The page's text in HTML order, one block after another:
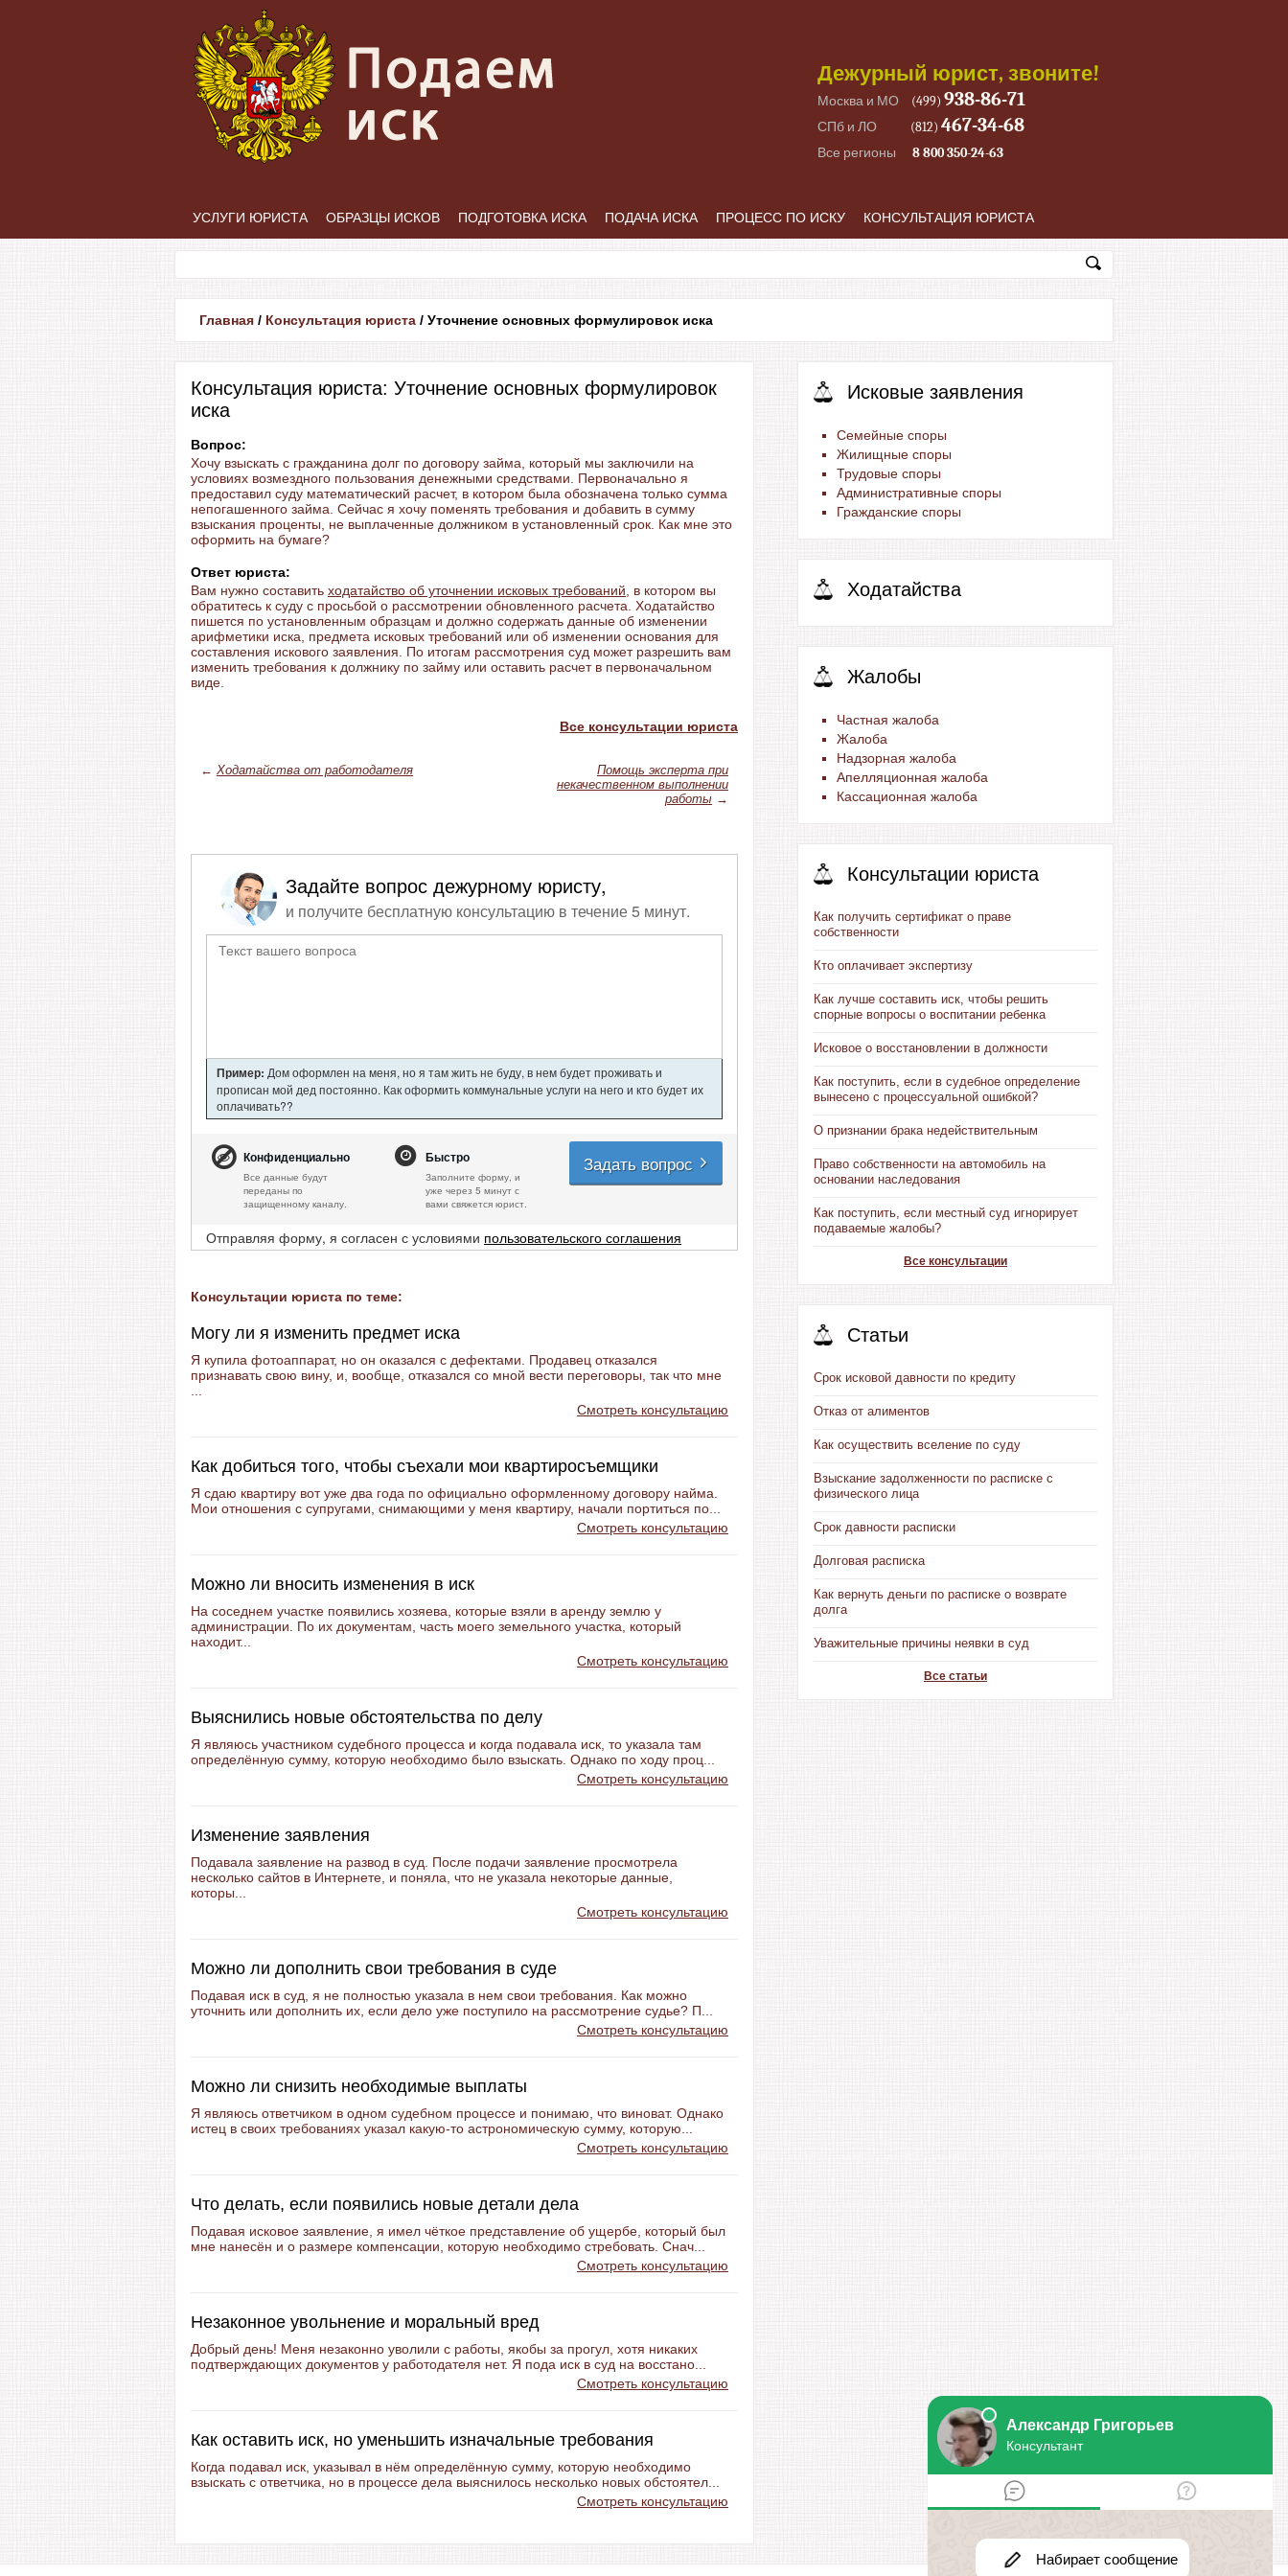
Дежурный юрист, звоните!
Москва и МО (499) 938-86-71
СПб и ЛО (812) 467-34-68
Все регионы 8 800 350-24-63
УСЛУГИ ЮРИСТА ОБРАЗЦЫ ИСКОВ ПОДГОТОВКА ИСКА ПОДАЧА ИСКА ПРОЦЕСС ПО ИСКУ КОНСУЛЬТАЦИЯ ЮРИСТА
Главная / Консультация юриста / Уточнение основных формулировок иска
Консультация юриста: Уточнение основных формулировок
иска
Вопрос:
Хочу взыскать с гражданина долг по договору займа, который мы заключили на
условиях возмездного пользования денежными средствами. Первоначально я
предоставил суду математический расчет, в котором была обозначена только сумма
непогашенного займа. Сейчас я хочу поменять требования и добавить в сумму
взыскания проценты, не выплаченные должником в установленный срок. Как мне это
оформить на бумаге?
Ответ юриста:
Вам нужно составить ходатайство об уточнении исковых требований , в котором вы
обратитесь к суду с просьбой о рассмотрении обновленного расчета. Ходатайство
пишется по установленным образцам и должно содержать данные об изменении
арифметики иска, предмета исковых требований или об изменении основания для
составления искового заявления. По итогам рассмотрения суд может разрешить вам
изменить требования к должнику по займу или оставить расчет в первоначальном
виде.
Все консультации юриста
← Ходатайства от работодателя
Помощь эксперта при
некачественном выполнении
работы →
Задайте вопрос дежурному юристу,
и получите бесплатную консультацию в течение 5 минут.
Пример: Дом оформлен на меня, но я там жить не буду, в нем будет проживать и
прописан мой дед постоянно. Как оформить коммунальные услуги на него и кто будет их
оплачивать??
Конфиденциально
Все данные будут
переданы по
защищенному каналу.
Быстро
Заполните форму, и
уже через 5 минут с
вами свяжется юрист.
Задать вопрос
Отправляя форму, я согласен с условиями пользовательского соглашения
Консультации юриста по теме:
Могу ли я изменить предмет иска
Я купила фотоаппарат, но он оказался с дефектами. Продавец отказался
признавать свою вину, и, вообще, отказался со мной вести переговоры, так что мне
Смотреть консультацию
Как добиться того, чтобы съехали мои квартиросъемщики
Я сдаю квартиру вот уже два года по официально оформленному договору найма.
Мои отношения с супругами, снимающими у меня квартиру, начали портиться по...
Смотреть консультацию
Можно ли вносить изменения в иск
На соседнем участке появились хозяева, которые взяли в аренду землю у
администрации. По их документам, часть моего земельного участка, который
находит...
Смотреть консультацию
Выяснились новые обстоятельства по делу
Я являюсь участником судебного процесса и когда подавала иск, то указала там
определённую сумму, которую необходимо было взыскать. Однако по ходу проц...
Смотреть консультацию
Изменение заявления
Подавала заявление на развод в суд. После подачи заявление просмотрела
несколько сайтов в Интернете, и поняла, что не указала некоторые данные,
которы...
Смотреть консультацию
Можно ли дополнить свои требования в суде
Подавая иск в суд, я не полностью указала в нем свои требования. Как можно
уточнить или дополнить их, если дело уже поступило на рассмотрение судье? П...
Смотреть консультацию
Можно ли снизить необходимые выплаты
Я являюсь ответчиком в одном судебном процессе и понимаю, что виноват. Однако
истец в своих требованиях указал какую-то астрономическую сумму, которую...
Смотреть консультацию
Что делать, если появились новые детали дела
Подавая исковое заявление, я имел чёткое представление об ущербе, который был
мне нанесён и о размере компенсации, которую необходимо стребовать. Снач...
Смотреть консультацию
Незаконное увольнение и моральный вред
Добрый день! Меня незаконно уволили с работы, якобы за прогул, хотя никаких
подтверждающих документов у работодателя нет. Я пода иск в суд на восстано...
Смотреть консультацию
Как оставить иск, но уменьшить изначальные требования
Когда подавал иск, указывал в нём определённую сумму, которую необходимо
взыскать с ответчика, но в процессе дела выяснилось несколько новых обстоятел...
Смотреть консультацию
Исковые заявления
Семейные споры
Жилищные споры
Трудовые споры
Административные споры
Гражданские споры
Ходатайства
Жалобы
Частная жалоба
Жалоба
Надзорная жалоба
Апелляционная жалоба
Кассационная жалоба
Консультации юриста
Как получить сертификат о праве
собственности
Кто оплачивает экспертизу
Как лучше составить иск, чтобы решить
спорные вопросы о воспитании ребенка
Исковое о восстановлении в должности
Как поступить, если в судебное определение
вынесено с процессуальной ошибкой?
О признании брака недействительным
Право собственности на автомобиль на
основании наследования
Как поступить, если местный суд игнорирует
подаваемые жалобы?
Все консультации
Статьи
Срок исковой давности по кредиту
Отказ от алиментов
Как осуществить вселение по суду
Взыскание задолженности по расписке с
физического лица
Срок давности расписки
Долговая расписка
Как вернуть деньги по расписке о возврате
долга
Уважительные причины неявки в суд
Все статьи